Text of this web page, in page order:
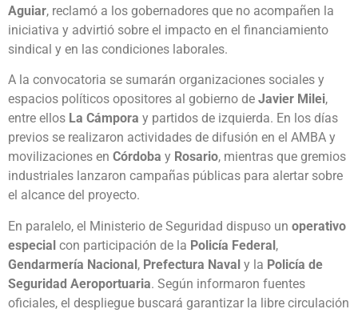
Aguiar, reclamó a los gobernadores que no acompañen la
iniciativa y advirtió sobre el impacto en el financiamiento
sindical y en las condiciones laborales.
A la convocatoria se sumarán organizaciones sociales y
espacios políticos opositores al gobierno de Javier Milei,
entre ellos La Cámpora y partidos de izquierda. En los días
previos se realizaron actividades de difusión en el AMBA y
movilizaciones en Córdoba y Rosario, mientras que gremios
industriales lanzaron campañas públicas para alertar sobre
el alcance del proyecto.
En paralelo, el Ministerio de Seguridad dispuso un operativo
especial con participación de la Policía Federal,
Gendarmería Nacional, Prefectura Naval y la Policía de
Seguridad Aeroportuaria. Según informaron fuentes
oficiales, el despliegue buscará garantizar la libre circulación